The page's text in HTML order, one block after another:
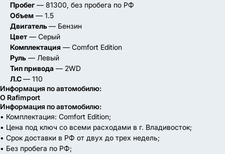
Пробег — 81300, без пробега по РФ
Объем — 1.5
Двигатель— Бензин
Цвет — Серый
Комплектация — Comfort Edition
Руль — Левый
Тип привода — 2WD
Л.С— 110
Информация по автомобилю:
О Rafimport
Информация по автомобилю:
• Комплектация: Comfort Edition;
• Цена под ключ со всеми расходами в г. Владивосток;
• Срок доставки в РФ от двух до трех недель;
• Без пробега по РФ;